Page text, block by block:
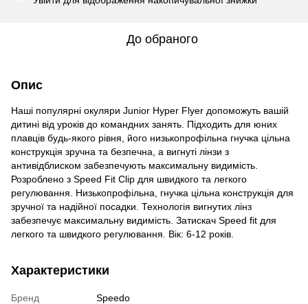
До обраного
Опис
Наші популярні окуляри Junior Hyper Flyer допоможуть вашій
дитині від уроків до командних занять. Підходить для юних
плавців будь-якого рівня, його низькопрофільна гнучка цільна
конструкція зручна та безпечна, а вигнуті лінзи з
антивідблиском забезпечують максимальну видимість.
Розроблено з Speed ​​Fit Clip для швидкого та легкого
регулювання. Низькопрофільна, гнучка цільна конструкція для
зручної та надійної посадки. Технологія вигнутих лінз
забезпечує максимальну видимість. Затискач Speed ​​fit для
легкого та швидкого регулювання. Вік: 6-12 років.
Характеристики
Бренд
Speedo